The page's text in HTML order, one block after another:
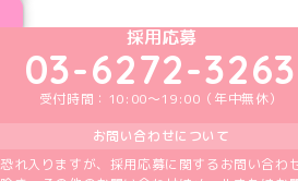
めいどりーみん
めいどりーみんX
めいどりー
めいど
採用応募
03-6272-3263
受付時間：10:00～19:00（年中無休）
お問い合わせについて
恐れ入りますが、採用応募に関するお問い合わ